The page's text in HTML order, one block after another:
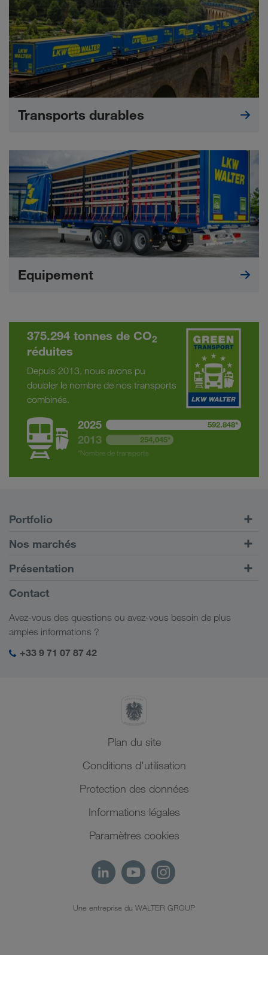
Transports durables
Equipement
375.294 tonnes de CO2
réduites
Depuis 2013, nous avons pu
doubler le nombre de nos transports
combinés.
2025 592.848*
2013
254,045*
*Nombre de transports
Portfolio
Transports routiers
Portail client CONNECT
Solutions numériques
Solutions par branche
Mon espace de connexion LKW WALTER
Nos marchés
Europe
Caucase
Asie Centrale
Moyen-Orient
Afrique du Nord
Présentation
Informations générales
Responsabilité sociale
Contact
Avez-vous des questions ou avez-vous besoin de plus
amples informations ?
+33 9 71 07 87 42
Plan du site
Conditions d'utilisation
Protection des données
Informations légales
Paramètres cookies
Une entreprise du WALTER GROUP